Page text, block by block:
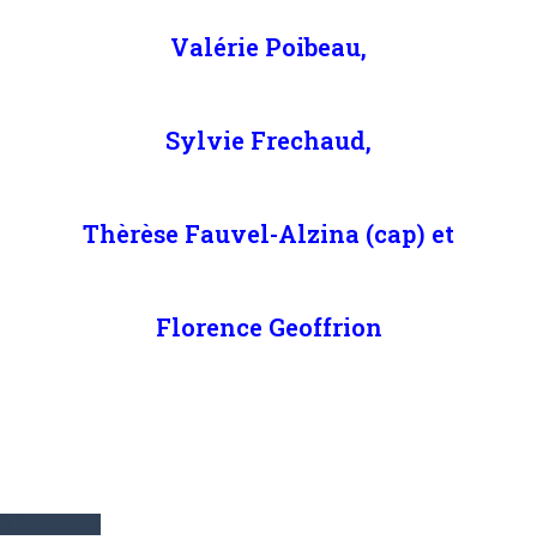
Valérie Poibeau,
Sylvie Frechaud,
Thèrèse Fauvel-Alzina (cap) et
Florence Geoffrion